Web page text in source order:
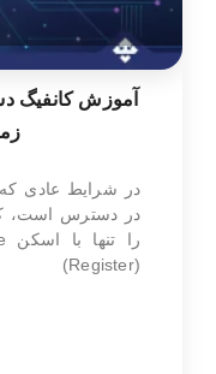
در شرایط عادی که
(Register)